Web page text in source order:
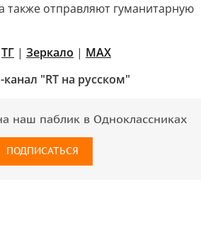
также отправляют гуманитарную
ТГ | Зеркало | MAX
канал "RT на русском"
наш паблик в Одноклассниках
ПОДПИСАТЬСЯ